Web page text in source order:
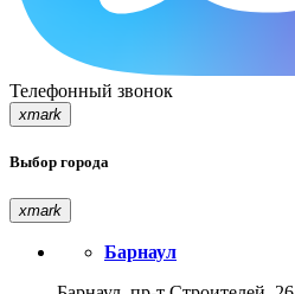
Телефонный звонок
xmark
Выбор города
xmark
Барнаул